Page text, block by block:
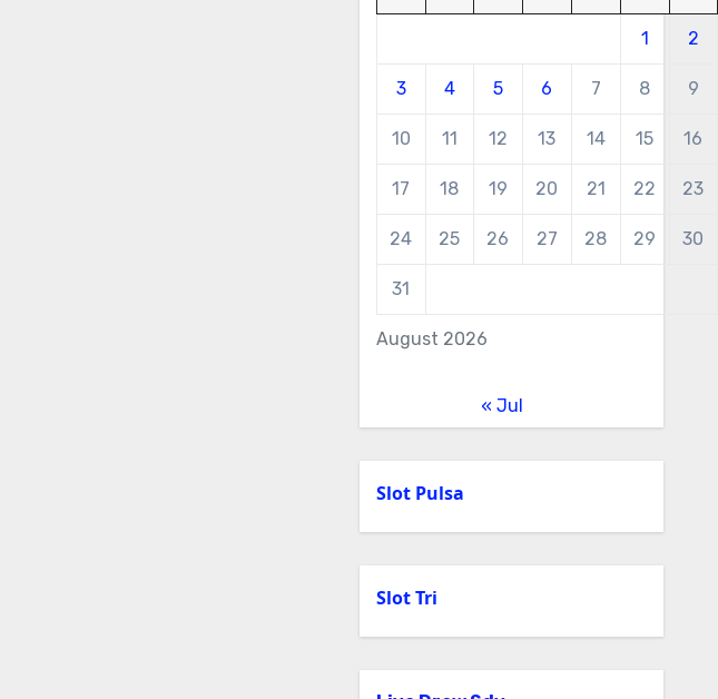
August 2026
1 2
3 4 5 6 7 8 9
10 11 12 13 14 15 16
17 18 19 20 21 22 23
24 25 26 27 28 29 30
31
« Jul
Slot Pulsa
Slot Tri